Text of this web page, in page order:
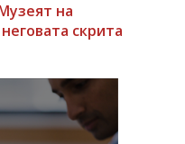
на
скрита